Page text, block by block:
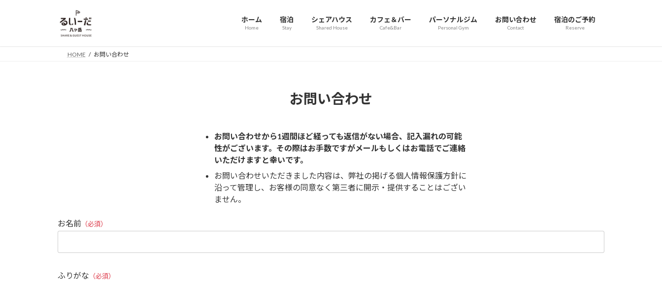
ホーム
Home
宿泊
Stay
シェアハウス
Shared House
カフェ＆バー
Cafe&Bar
パーソナルジム
Personal Gym
お問い合わせ
Contact
宿泊のご予約
Reserve
HOME お問い合わせ
お問い合わせ
お問い合わせから1週間ほど経っても返信がない場合、記入漏れの可能
性がございます。その際はお手数ですがメールもしくはお電話でご連絡
いただけますと幸いです。
お問い合わせいただきました内容は、弊社の掲げる個人情報保護方針に
沿って管理し、お客様の同意なく第三者に開示・提供することはござい
ません。
お名前 （必須）
ふりがな （必須）